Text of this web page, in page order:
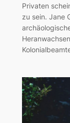
Privaten
zu sein. Jane